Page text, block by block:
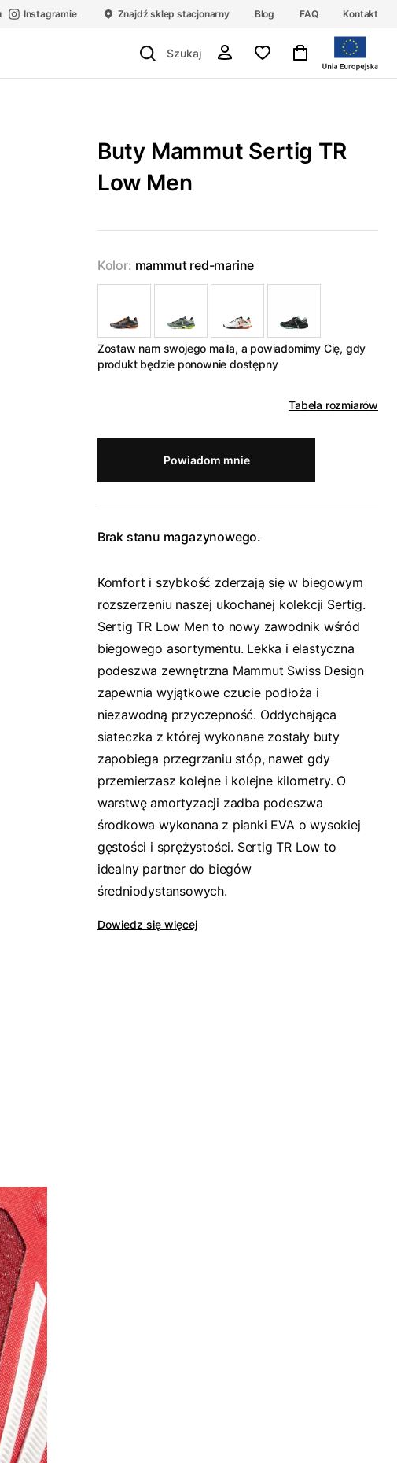
Instagramie Znajdź sklep stacjonarny Blog FAQ Kontakt
Buty Mammut Sertig TR
Low Men
Kolor: mammut red-marine
Zostaw nam swojego maila, a powiadomimy Cię, gdy
produkt będzie ponownie dostępny
Tabela rozmiarów
Powiadom mnie
Brak stanu magazynowego.
Komfort i szybkość zderzają się w biegowym
rozszerzeniu naszej ukochanej kolekcji Sertig.
Sertig TR Low Men to nowy zawodnik wśród
biegowego asortymentu. Lekka i elastyczna
podeszwa zewnętrzna Mammut Swiss Design
zapewnia wyjątkowe czucie podłoża i
niezawodną przyczepność. Oddychająca
siateczka z której wykonane zostały buty
zapobiega przegrzaniu stóp, nawet gdy
przemierzasz kolejne i kolejne kilometry. O
warstwę amortyzacji zadba podeszwa
środkowa wykonana z pianki EVA o wysokiej
gęstości i sprężystości. Sertig TR Low to
idealny partner do biegów
średniodystansowych.
Dowiedz się więcej